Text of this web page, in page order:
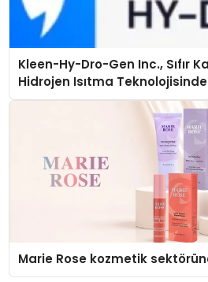
Kleen-Hy-Dro-Gen Inc., Sıfır
Hidrojen Isıtma Teknolojisinde
Düzenleyici Onaylarını Aldı
Marie Rose kozmetik